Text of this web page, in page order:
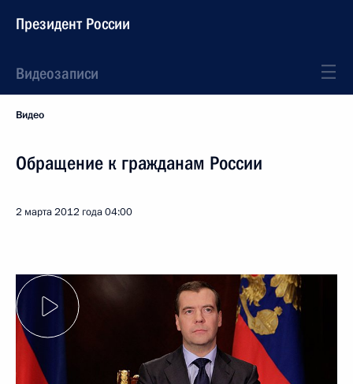
Президент России
Видеозаписи
Видео
Обращение к гражданам России
2 марта 2012 года04:00